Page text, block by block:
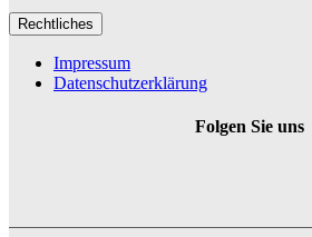
Rechtliches
Impressum
Datenschutzerklärung
Folgen Sie uns